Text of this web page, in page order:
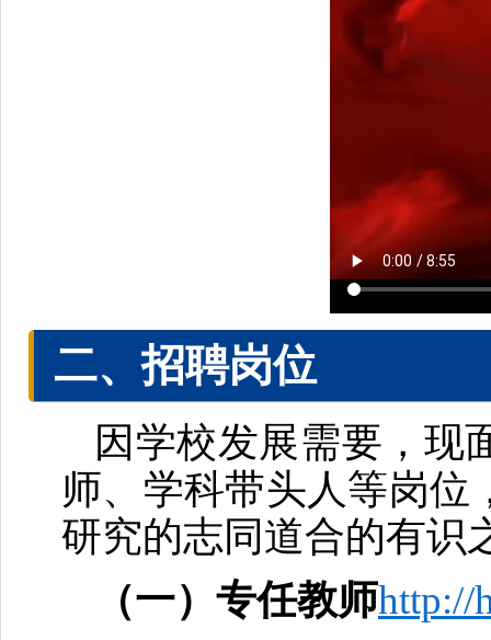
二、招聘岗位
因学校发展需要，现
师、学科带头人等岗位
研究的志同道合的有识
（一）专任教师http://